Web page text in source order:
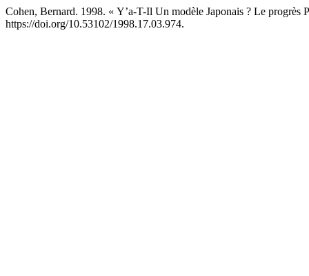
Cohen, Bernard. 1998. « Y’a-T-Il Un modèle Japonais ? Le progrès
https://doi.org/10.53102/1998.17.03.974.